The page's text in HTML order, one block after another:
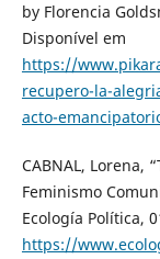
by Florencia
Disponível em
https://
recupero-la-
acto-
CABNAL, Lorena,
Feminismo
Ecología Política,
https://